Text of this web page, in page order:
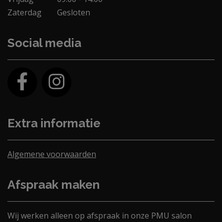
Zaterdag
Gesloten
Social media
Extra informatie
Algemene voorwaarden
Afspraak maken
Wij werken alleen op afspraak in onze PMU salon